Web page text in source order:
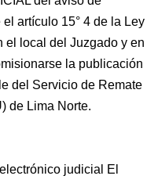
artículo 15° 4 de la Ley
el local del Juzgado y en
la publicación
del Servicio de Remate
de Lima Norte.
judicial El